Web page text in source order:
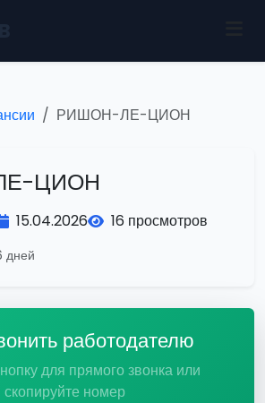
РИШОН-ЛЕ-ЦИОН
ЦИОН
15.04.2026 16 просмотров
дней
работодателю
для прямого звонка или
скопируйте номер